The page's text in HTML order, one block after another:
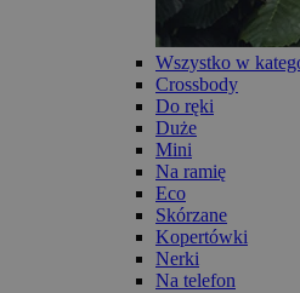
Wszystko w
Crossbody
Do ręki
Duże
Mini
Na ramię
Eco
Skórzane
Kopertówki
Nerki
Na telefon